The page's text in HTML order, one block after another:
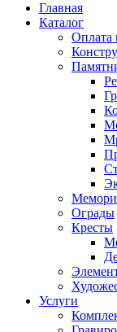
Главная
Каталог
Оплата
Ограды
Кресты
Услуги